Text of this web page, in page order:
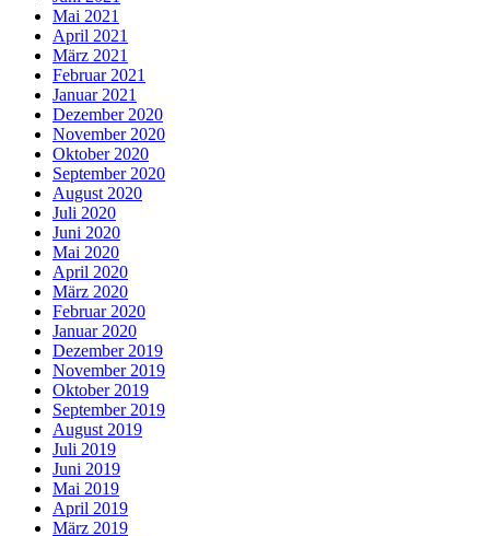
Mai 2021
April 2021
März 2021
Februar 2021
Januar 2021
Dezember 2020
November 2020
Oktober 2020
September 2020
August 2020
Juli 2020
Juni 2020
Mai 2020
April 2020
März 2020
Februar 2020
Januar 2020
Dezember 2019
November 2019
Oktober 2019
September 2019
August 2019
Juli 2019
Juni 2019
Mai 2019
April 2019
März 2019